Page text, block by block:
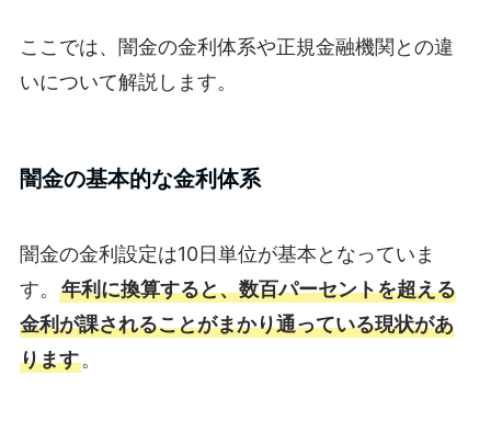
ここでは、闇金の金利体系や正規金融機関との違
いについて解説します。
闇金の基本的な金利体系
闇金の金利設定は10日単位が基本となっていま
す。 年利に換算すると、数百パーセントを超える
金利が課されることがまかり通っている現状があ
ります。